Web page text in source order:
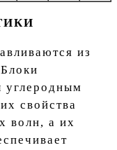
из
углеродным
свойства
волн, а их